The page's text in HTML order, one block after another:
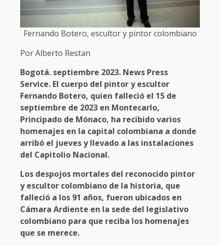
Fernando Botero, escultor y pintor colombiano
Por Alberto Restan
Bogotá. septiembre 2023. News Press
Service. El cuerpo del pintor y escultor
Fernando Botero, quien falleció el 15 de
septiembre de 2023 en Montecarlo,
Principado de Mónaco, ha recibido varios
homenajes en la capital colombiana a donde
arribó el jueves y llevado a las instalaciones
del Capitolio Nacional.
Los despojos mortales del reconocido pintor
y escultor colombiano de la historia, que
falleció a los 91 años, fueron ubicados en
Cámara Ardiente en la sede del legislativo
colombiano para que reciba los homenajes
que se merece.